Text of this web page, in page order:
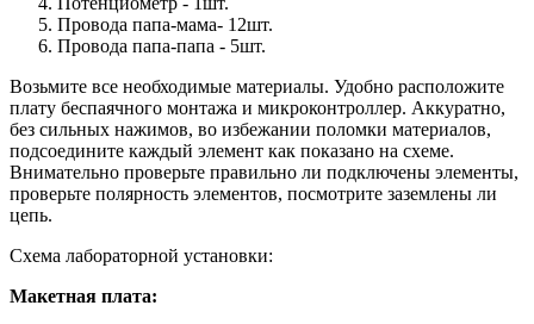
Провода папа-мама- 12шт.
Провода папа-папа - 5шт.
Возьмите все необходимые материалы. Удобно расположите
плату беспаячного монтажа и микроконтроллер. Аккуратно,
без сильных нажимов, во избежании поломки материалов,
подсоедините каждый элемент как показано на схеме.
Внимательно проверьте правильно ли подключены элементы,
проверьте полярность элементов, посмотрите заземлены ли
цепь.
Схема лабораторной установки:
Макетная плата: